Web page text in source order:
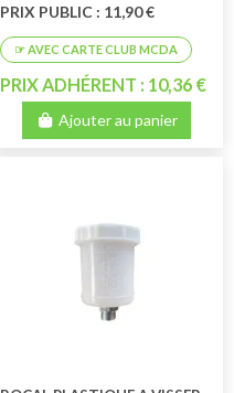
PRIX PUBLIC : 11,90 €
PRIX ADHÉRENT : 10,36 €
Ajouter au panier